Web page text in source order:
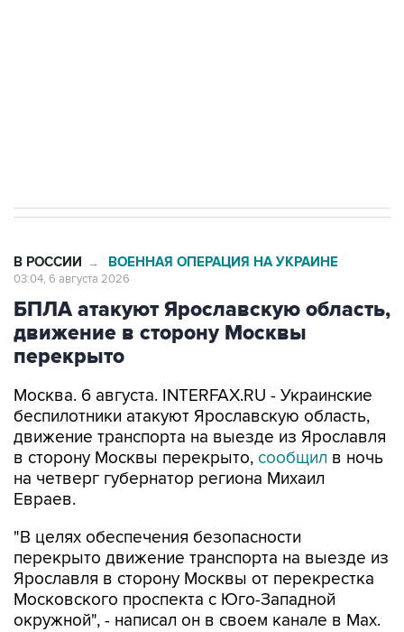
В РОССИИ → ВОЕННАЯ ОПЕРАЦИЯ НА УКРАИНЕ
03:04, 6 августа 2026
БПЛА атакуют Ярославскую область,
движение в сторону Москвы
перекрыто
Москва. 6 августа. INTERFAX.RU - Украинские
беспилотники атакуют Ярославскую область,
движение транспорта на выезде из Ярославля
в сторону Москвы перекрыто, сообщил в ночь
на четверг губернатор региона Михаил
Евраев.
"В целях обеспечения безопасности
перекрыто движение транспорта на выезде из
Ярославля в сторону Москвы от перекрестка
Московского проспекта с Юго-Западной
окружной", - написал он в своем канале в Мах.